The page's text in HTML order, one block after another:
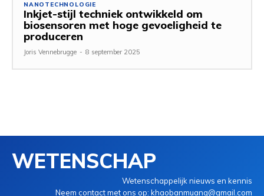
NANOTECHNOLOGIE
Inkjet-stijl techniek ontwikkeld om
biosensoren met hoge gevoeligheid te
produceren
Joris Vennebrugge - 8 september 2025
WETENSCHAP
Wetenschappelijk nieuws en kennis
Neem contact met ons op: khaobanmuang@gmail.com